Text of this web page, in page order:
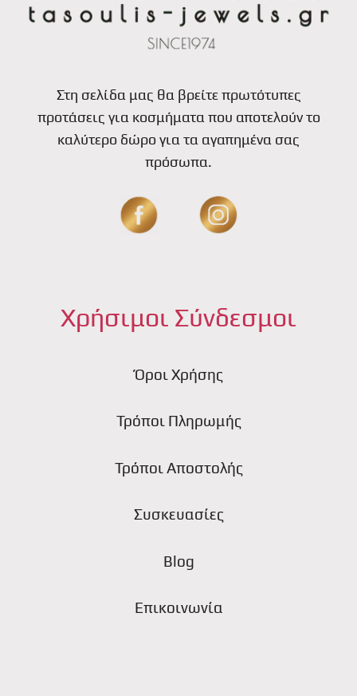
Στη σελίδα μας θα βρείτε πρωτότυπες
προτάσεις για κοσμήματα που αποτελούν το
καλύτερο δώρο για τα αγαπημένα σας
πρόσωπα.
Χρήσιμοι Σύνδεσμοι
Όροι Χρήσης
Τρόποι Πληρωμής
Τρόποι Αποστολής
Συσκευασίες
Blog
Επικοινωνία